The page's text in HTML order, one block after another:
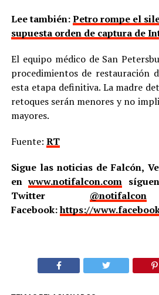
Lee también:Petro rompe el
supuesta orden de captura de
El equipo médico de San
procedimientos de restauración
esta etapa definitiva. La madre
retoques serán menores y no
mayores.
Fuente: RT
Sigue las noticias de Falcón,
enwww.notifalcon.com
Twitter @notifalcon
Facebook:https://